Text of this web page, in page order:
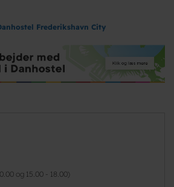
Frederikshavn City
og 15.00 - 18.00)